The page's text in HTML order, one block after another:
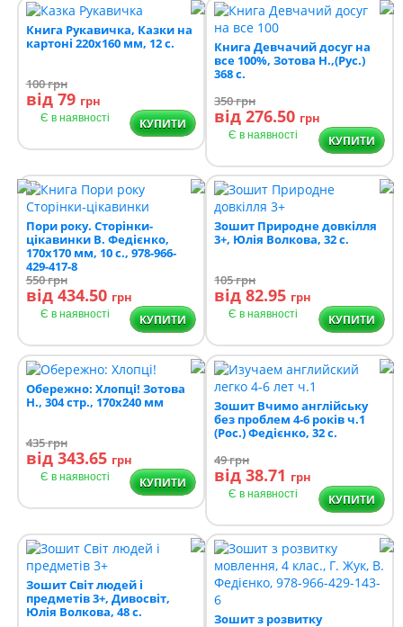
Книга Рукавичка, Казки на
картоні 220х160 мм, 12 с.
100грн
від 79 грн
Є в наявності КУПИТИ
Книга Девчачий досуг на
все 100%, Зотова Н.,(Рус.)
368 с.
350грн
від 276.50 грн
Є в наявності КУПИТИ
Пори року. Сторінки-
цікавинки В. Федієнко,
170х170 мм, 10 с., 978-966-
429-417-8
550грн
від 434.50 грн
Є в наявності КУПИТИ
Зошит Природне довкілля
3+, Юлія Волкова, 32 с.
105грн
від 82.95 грн
Є в наявності КУПИТИ
Обережно: Хлопці! Зотова
Н., 304 стр., 170х240 мм
435грн
від 343.65 грн
Є в наявності КУПИТИ
Зошит Вчимо англійську
без проблем 4-6 років ч.1
(Рос.) Федієнко, 32 с.
49грн
від 38.71 грн
Є в наявності КУПИТИ
Зошит Світ людей і
предметів 3+, Дивосвіт,
Юлія Волкова, 48 с.
Зошит з розвитку